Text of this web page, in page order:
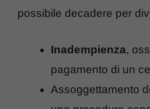
possibile decadere per
Inadempienza,
pagamento di un
Assoggettamento